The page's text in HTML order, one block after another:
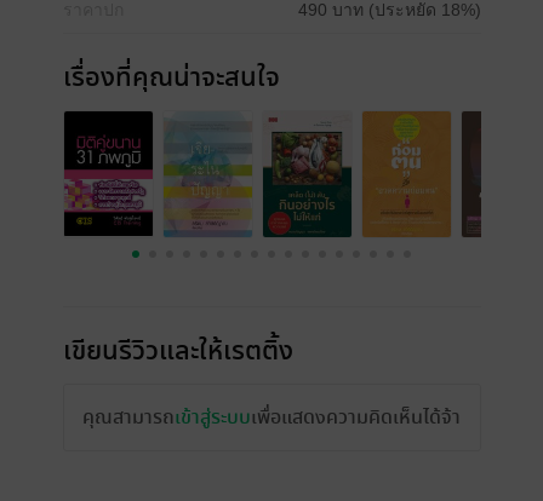
490 บาท (ประหยัด 18%)
เรื่องที่คุณน่าจะสนใจ
เขียนรีวิวและให้เรตติ้ง
คุณสามารถเข้าสู่ระบบเพื่อแสดงความคิดเห็นได้จ้า